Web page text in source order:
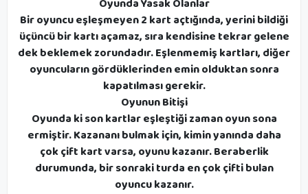
Oyunda Yasak Olanlar
Bir oyuncu eşleşmeyen 2 kart açtığında, yerini bildiği
üçüncü bir kartı açamaz, sıra kendisine tekrar gelene
dek beklemek zorundadır. Eşlenmemiş kartları, diğer
oyuncuların gördüklerinden emin olduktan sonra
kapatılması gerekir.
Oyunun Bitişi
Oyunda ki son kartlar eşleştiği zaman oyun sona
ermiştir. Kazananı bulmak için, kimin yanında daha
çok çift kart varsa, oyunu kazanır. Beraberlik
durumunda, bir sonraki turda en çok çifti bulan
oyuncu kazanır.